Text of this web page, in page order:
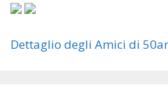
Dettaglio degli Amici di